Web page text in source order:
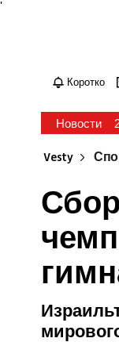
'
Коротко
Новости
Vesty